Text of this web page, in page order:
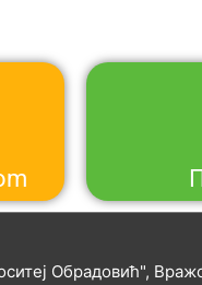
Обрадовић",